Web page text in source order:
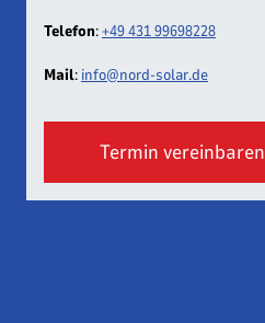
Telefon:+49 431 99698228
Mail: info@nord-solar.de
Termin vereinbaren